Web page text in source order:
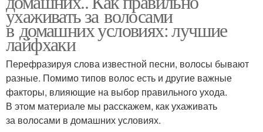
ухаживать за волосами
в домашних условиях: лучшие
лайфхаки
Перефразируя слова известной песни, волосы бывают
разные. Помимо типов волос есть и другие важные
факторы, влияющие на выбор правильного ухода.
В этом материале мы расскажем, как ухаживать
за волосами в домашних условиях.